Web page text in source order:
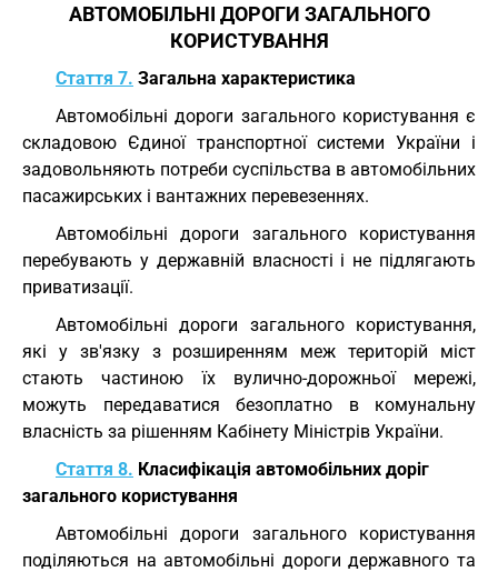
АВТОМОБІЛЬНІ ДОРОГИ ЗАГАЛЬНОГО
КОРИСТУВАННЯ
Стаття 7. Загальна характеристика
Автомобільні дороги загального користування є
складовою Єдиної транспортної системи України і
задовольняють потреби суспільства в автомобільних
пасажирських і вантажних перевезеннях.
Автомобільні дороги загального користування
перебувають у державній власності і не підлягають
приватизації.
Автомобільні дороги загального користування,
які у зв'язку з розширенням меж територій міст
стають частиною їх вулично-дорожньої мережі,
можуть передаватися безоплатно в комунальну
власність за рішенням Кабінету Міністрів України.
Стаття 8. Класифікація автомобільних доріг
загального користування
Автомобільні дороги загального користування
поділяються на автомобільні дороги державного та